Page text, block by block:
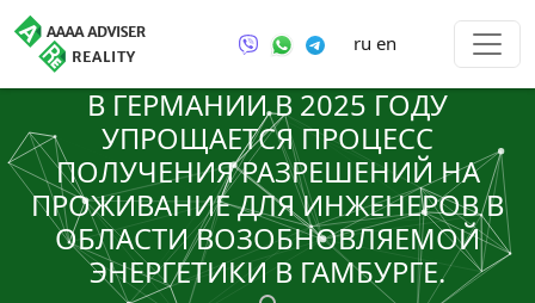
ru en
В ГЕРМАНИИ В 2025 ГОДУ
УПРОЩАЕТСЯ ПРОЦЕСС
ПОЛУЧЕНИЯ РАЗРЕШЕНИЙ НА
ПРОЖИВАНИЕ ДЛЯ ИНЖЕНЕРОВ В
ОБЛАСТИ ВОЗОБНОВЛЯЕМОЙ
ЭНЕРГЕТИКИ В ГАМБУРГЕ.